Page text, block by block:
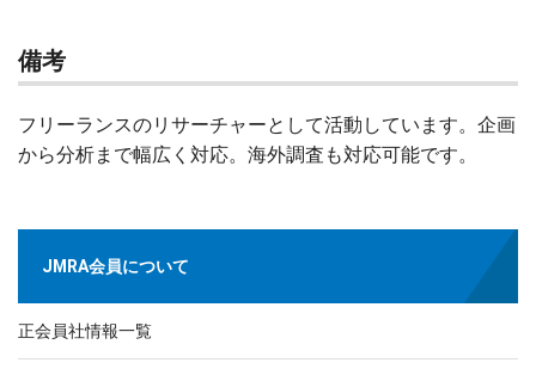
備考
フリーランスのリサーチャーとして活動しています。企画
から分析まで幅広く対応。海外調査も対応可能です。
JMRA会員について
正会員社情報一覧